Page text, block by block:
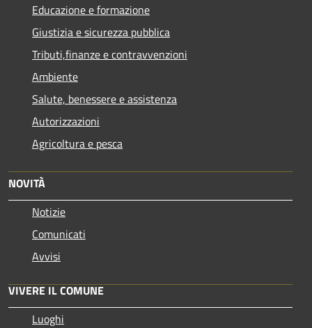
Educazione e formazione
Giustizia e sicurezza pubblica
Tributi,finanze e contravvenzioni
Ambiente
Salute, benessere e assistenza
Autorizzazioni
Agricoltura e pesca
NOVITÀ
Notizie
Comunicati
Avvisi
VIVERE IL COMUNE
Luoghi